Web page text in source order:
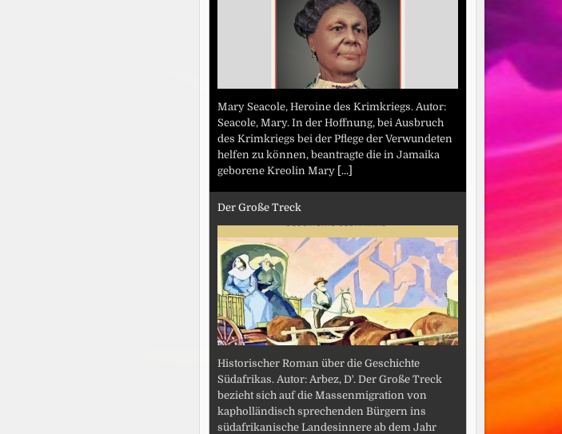
Mary Seacole, Heroine des Krimkriegs. Autor:
Seacole, Mary. In der Hoffnung, bei Ausbruch
des Krimkriegs bei der Pflege der Verwundeten
helfen zu können, beantragte die in Jamaika
geborene Kreolin Mary [...]
Der Große Treck
Historischer Roman über die Geschichte
Südafrikas. Autor: Arbez, D'. Der Große Treck
bezieht sich auf die Massenmigration von
kapholländisch sprechenden Bürgern ins
südafrikanische Landesinnere ab dem Jahr